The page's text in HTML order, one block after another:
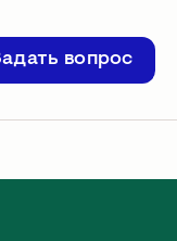
вопрос